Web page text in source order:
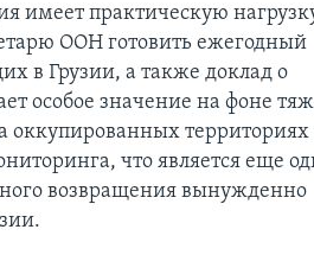
имеет практическую
ООН готовить ежегодный
в Грузии, а также доклад о
особое значение на фоне
оккупированных территориях
что является еще
возвращения вынужденно